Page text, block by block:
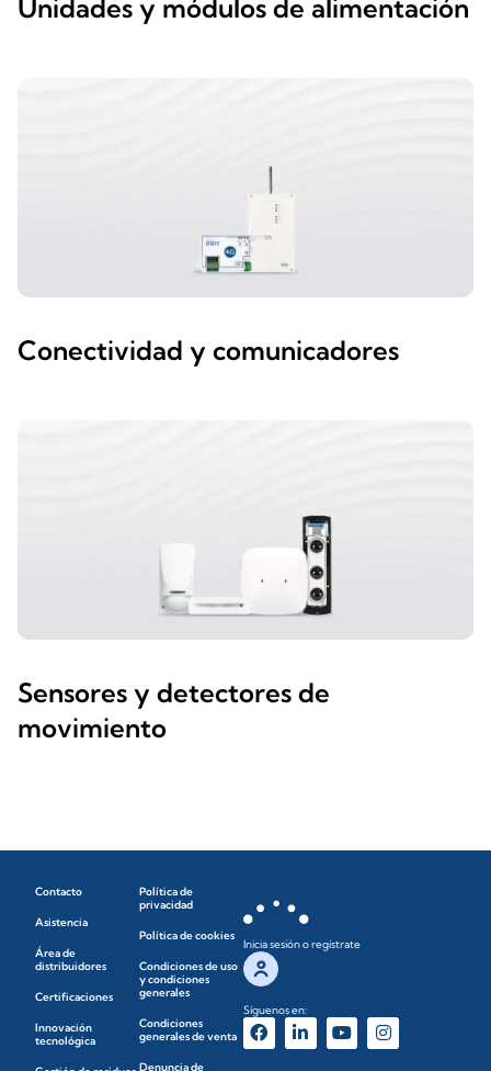
Unidades y módulos de alimentación
Conectividad y comunicadores
Sensores y detectores de
movimiento
Contacto
Asistencia
Área de
distribuidores
Certificaciones
Innovación
tecnológica
Política de
privacidad
Política de cookies
Condiciones de uso
y condiciones
generales
Condiciones
generales de venta
Denuncia de
Inicia sesión o regístrate
Síguenos en: